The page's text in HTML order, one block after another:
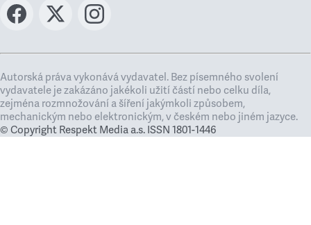
Autorská práva vykonává vydavatel. Bez písemného svolení
vydavatele je zakázáno jakékoli užití částí nebo celku díla,
zejména rozmnožování a šíření jakýmkoli způsobem,
mechanickým nebo elektronickým, v českém nebo jiném jazyce.
© Copyright Respekt Media a.s. ISSN 1801-1446